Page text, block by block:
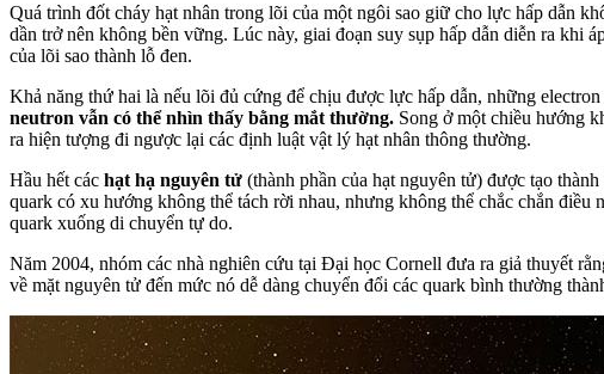
Quá trình đốt cháy hạt nhân trong lõi của một ngôi sao giữ cho lực hấp dẫn
dần trở nên không bền vững. Lúc này, giai đoạn suy sụp hấp dẫn diễn ra khi
của lõi sao thành lỗ đen.
Khả năng thứ hai là nếu lõi đủ cứng để chịu được lực hấp dẫn, những
neutron vẫn có thể nhìn thấy bằng mắt thường. Song ở một chiều hướng
ra hiện tượng đi ngược lại các định luật vật lý hạt nhân thông thường.
Hầu hết các hạt hạ nguyên tử (thành phần của hạt nguyên tử) được tạo
quark có xu hướng không thể tách rời nhau, nhưng không thể chắc chắn điều
quark xuống di chuyển tự do.
Năm 2004, nhóm các nhà nghiên cứu tại Đại học Cornell đưa ra giả thuyết
về mặt nguyên tử đến mức nó dễ dàng chuyển đổi các quark bình thường